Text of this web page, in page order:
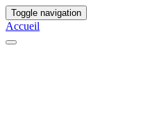
Toggle navigation
Accueil